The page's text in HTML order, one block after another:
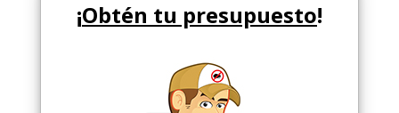
¡Obtén tu presupuesto!